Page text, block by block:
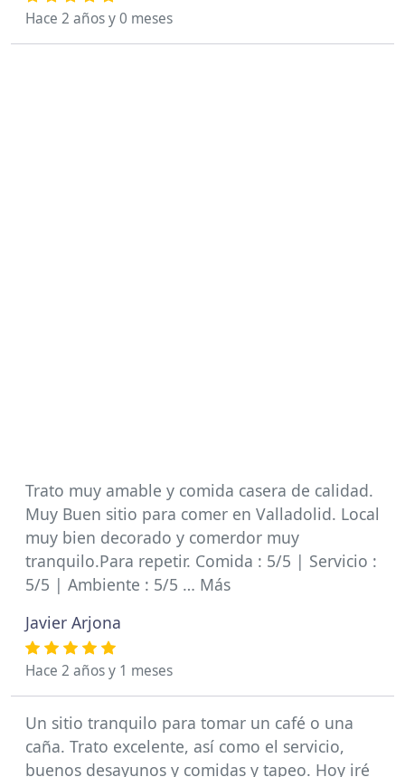
Hace 2 años y 0 meses
Trato muy amable y comida casera de calidad.
Muy Buen sitio para comer en Valladolid. Local
muy bien decorado y comerdor muy
tranquilo.Para repetir. Comida : 5/5 | Servicio :
5/5 | Ambiente : 5/5 … Más
Javier Arjona
Hace 2 años y 1 meses
Un sitio tranquilo para tomar un café o una
caña. Trato excelente, así como el servicio,
buenos desayunos y comidas y tapeo. Hoy iré